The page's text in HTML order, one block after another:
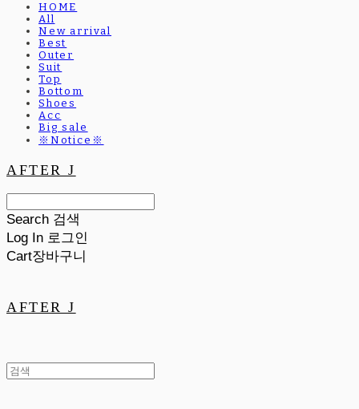
HOME
All
New arrival
Best
Outer
Suit
Top
Bottom
Shoes
Acc
Big sale
※Notice※
AFTER J
Search 검색
Log In 로그인
Cart장바구니
AFTER J